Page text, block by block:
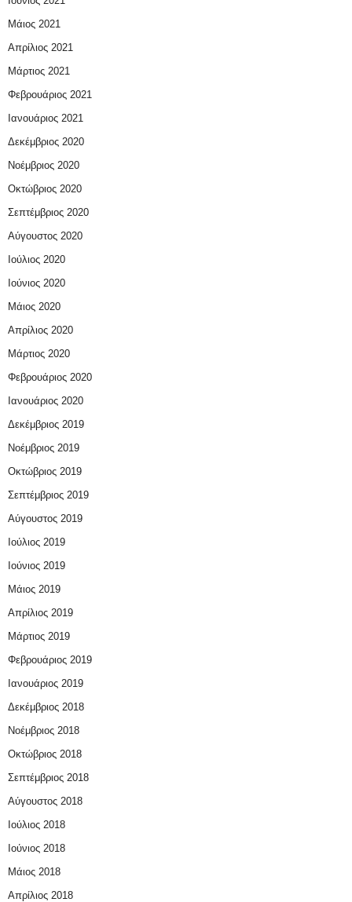
Μάιος 2021
Απρίλιος 2021
Μάρτιος 2021
Φεβρουάριος 2021
Ιανουάριος 2021
Δεκέμβριος 2020
Νοέμβριος 2020
Οκτώβριος 2020
Σεπτέμβριος 2020
Αύγουστος 2020
Ιούλιος 2020
Ιούνιος 2020
Μάιος 2020
Απρίλιος 2020
Μάρτιος 2020
Φεβρουάριος 2020
Ιανουάριος 2020
Δεκέμβριος 2019
Νοέμβριος 2019
Οκτώβριος 2019
Σεπτέμβριος 2019
Αύγουστος 2019
Ιούλιος 2019
Ιούνιος 2019
Μάιος 2019
Απρίλιος 2019
Μάρτιος 2019
Φεβρουάριος 2019
Ιανουάριος 2019
Δεκέμβριος 2018
Νοέμβριος 2018
Οκτώβριος 2018
Σεπτέμβριος 2018
Αύγουστος 2018
Ιούλιος 2018
Ιούνιος 2018
Μάιος 2018
Απρίλιος 2018